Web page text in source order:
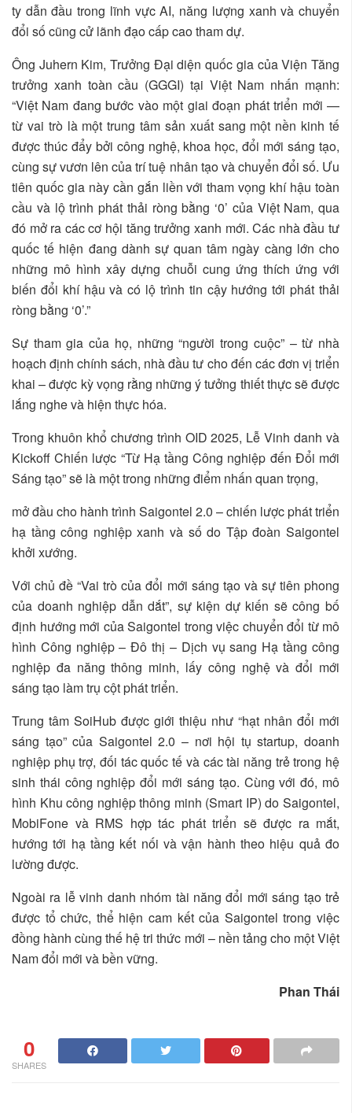
ty dẫn đầu trong lĩnh vực AI, năng lượng xanh và chuyển
đổi số cũng cử lãnh đạo cấp cao tham dự.
Ông Juhern Kim, Trưởng Đại diện quốc gia của Viện Tăng
trưởng xanh toàn cầu (GGGI) tại Việt Nam nhấn mạnh:
“Việt Nam đang bước vào một giai đoạn phát triển mới —
từ vai trò là một trung tâm sản xuất sang một nền kinh tế
được thúc đẩy bởi công nghệ, khoa học, đổi mới sáng tạo,
cùng sự vươn lên của trí tuệ nhân tạo và chuyển đổi số. Ưu
tiên quốc gia này cần gắn liền với tham vọng khí hậu toàn
cầu và lộ trình phát thải ròng bằng ‘0’ của Việt Nam, qua
đó mở ra các cơ hội tăng trưởng xanh mới. Các nhà đầu tư
quốc tế hiện đang dành sự quan tâm ngày càng lớn cho
những mô hình xây dựng chuỗi cung ứng thích ứng với
biến đổi khí hậu và có lộ trình tin cậy hướng tới phát thải
ròng bằng ‘0’.”
Sự tham gia của họ, những “người trong cuộc” – từ nhà
hoạch định chính sách, nhà đầu tư cho đến các đơn vị triển
khai – được kỳ vọng rằng những ý tưởng thiết thực sẽ được
lắng nghe và hiện thực hóa.
Trong khuôn khổ chương trình OID 2025, Lễ Vinh danh và
Kickoff Chiến lược “Từ Hạ tầng Công nghiệp đến Đổi mới
Sáng tạo” sẽ là một trong những điểm nhấn quan trọng,
mở đầu cho hành trình Saigontel 2.0 – chiến lược phát triển
hạ tầng công nghiệp xanh và số do Tập đoàn Saigontel
khởi xướng.
Với chủ đề “Vai trò của đổi mới sáng tạo và sự tiên phong
của doanh nghiệp dẫn dắt”, sự kiện dự kiến sẽ công bố
định hướng mới của Saigontel trong việc chuyển đổi từ mô
hình Công nghiệp – Đô thị – Dịch vụ sang Hạ tầng công
nghiệp đa năng thông minh, lấy công nghệ và đổi mới
sáng tạo làm trụ cột phát triển.
Trung tâm SoiHub được giới thiệu như “hạt nhân đổi mới
sáng tạo” của Saigontel 2.0 – nơi hội tụ startup, doanh
nghiệp phụ trợ, đối tác quốc tế và các tài năng trẻ trong hệ
sinh thái công nghiệp đổi mới sáng tạo. Cùng với đó, mô
hình Khu công nghiệp thông minh (Smart IP) do Saigontel,
MobiFone và RMS hợp tác phát triển sẽ được ra mắt,
hướng tới hạ tầng kết nối và vận hành theo hiệu quả đo
lường được.
Ngoài ra lễ vinh danh nhóm tài năng đổi mới sáng tạo trẻ
được tổ chức, thể hiện cam kết của Saigontel trong việc
đồng hành cùng thế hệ tri thức mới – nền tảng cho một Việt
Nam đổi mới và bền vững.
Phan Thái
0
SHARES